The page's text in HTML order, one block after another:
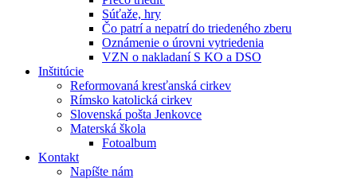
Súťaže, hry
Čo patrí a nepatrí do triedeného zberu
Oznámenie o úrovni vytriedenia
VZN o nakladaní S KO a DSO
Inštitúcie
Reformovaná kresťanská cirkev
Rímsko katolická cirkev
Slovenská pošta Jenkovce
Materská škola
Fotoalbum
Kontakt
Napíšte nám